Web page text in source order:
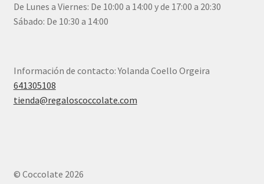
De Lunes a Viernes: De 10:00 a 14:00 y de 17:00 a 20:30
Sábado: De 10:30 a 14:00
Información de contacto: Yolanda Coello Orgeira
641305108
tienda@regaloscoccolate.com
© Coccolate 2026